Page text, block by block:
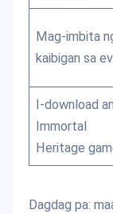
Mag-imbita
kaibigan sa
I-download
Immortal
Heritage
Dagdag pa: